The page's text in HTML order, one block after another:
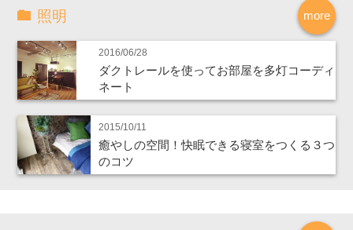
more
照明
2016/06/28
ダクトレールを使ってお部屋を多灯コーディ
ネート
2015/10/11
癒やしの空間！快眠できる寝室をつくる３つ
のコツ